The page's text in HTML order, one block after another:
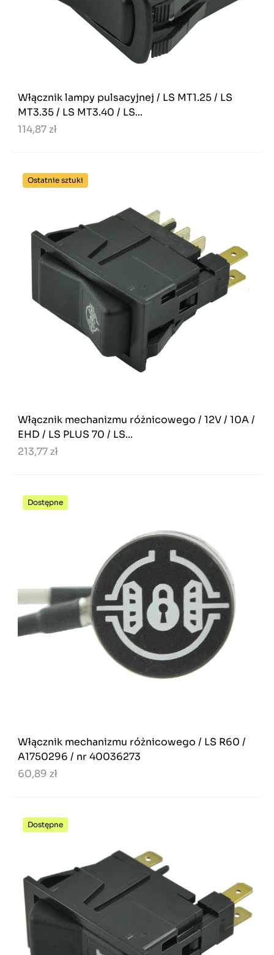
Włącznik lampy pulsacyjnej / LS MT1.25 / LS
MT3.35 / LS MT3.40 / LS...
114,87 zł
Ostatnie sztuki
Włącznik mechanizmu różnicowego / 12V / 10A /
EHD / LS PLUS 70 / LS...
213,77 zł
Dostępne
Włącznik mechanizmu różnicowego / LS R60 /
A1750296 / nr 40036273
60,89 zł
Dostępne